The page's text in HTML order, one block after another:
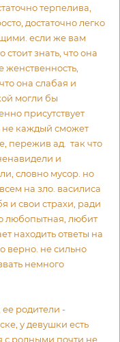
терпелива,
достаточно легко
если же вам
стоит знать, что она
женственность,
она слабая и
могли бы
присутствует
не каждый сможет
пережив ад. так что
и
словно мусор. но
на зло. василиса
и свои страхи, ради
любопытная, любит
находить ответы на
верно. не сильно
немного
родители -
у девушки есть
с родными почти не